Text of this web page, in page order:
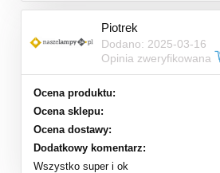
Piotrek
Dodano: 2025-03-16
Opinia zweryfikowana
Ocena produktu:
Ocena sklepu:
Ocena dostawy:
Dodatkowy komentarz:
Wszystko super i ok